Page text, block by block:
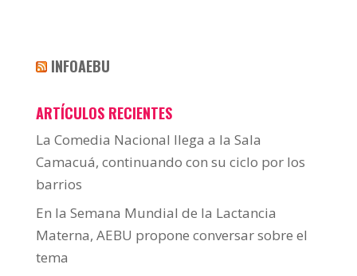
INFOAEBU
ARTÍCULOS RECIENTES
La Comedia Nacional llega a la Sala
Camacuá, continuando con su ciclo por los
barrios
En la Semana Mundial de la Lactancia
Materna, AEBU propone conversar sobre el
tema